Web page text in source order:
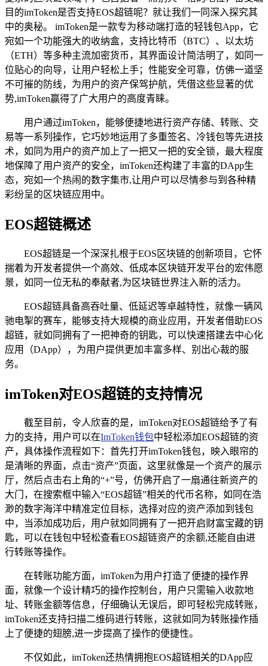
目的imToken是否支持EOS超链呢？就让我们一同深入探究其
中的奥秘。 imToken是一款专为移动端打造的轻钱包App，它
宛如一个功能强大的收纳盒，支持比特币（BTC）、以太坊
（ETH）等多种主流加密货币，其界面设计简洁明了，如同一
位贴心的向导，让用户轻松上手；性能安全可靠，仿佛一道坚
不可摧的防线，为用户的资产保驾护航，凭借这些显著的优
势,imToken赢得了广大用户的高度青睐。
用户通过imToken，能够便捷地进行资产存储、转账、交
易等一系列操作，它巧妙地运用了多重签名、冷钱包等先进技
术，如同为用户的资产加上了一把又一把的安全锁，最大程度
地保障了用户资产的安全，imToken还构建了丰富的DApp生
态，宛如一个热闹的数字集市,让用户可以尽情参与到各种精
彩纷呈的区块链应用中。
EOS超链概述
EOS超链是一个深深扎根于EOS区块链的创新项目，它怀
揣着为开发者提供一个高效、低成本区块链开发平台的宏伟愿
景，如同一位无私的奉献者,为区块链世界注入新的活力。
EOS超链具备高吞吐量、低延迟等卓越特性，就像一辆风
驰电掣的赛车，能够支持大规模的商业应用，开发者借助EOS
超链，就如同拥有了一把神奇的钥匙，可以快速搭建去中心化
应用（DApp），为用户提供更加丰富多样、别出心裁的服
务。
imToken对EOS超链的支持情况
截至目前，令人欣喜的是，imToken对EOS超链给予了有
力的支持，用户可以在ImToken钱包中轻松添加EOS超链的资
产，具体操作流程如下：首先打开imToken钱包，映入眼帘的
是清晰的界面，点击“资产”页面，这里就像是一个资产的展示
厅，然后点击右上角的“+”号，仿佛开启了一扇通往新资产的
大门，在搜索框中输入“EOS超链”相关的代币名称，如同在浩
渺的数字海洋中精准定位目标，选择对应的资产添加到钱包
中，当添加成功后，用户就如同拥有了一把开启财富宝藏的钥
匙，可以在钱包中轻松查看EOS超链资产的余额,还能自由进
行转账等操作。
在转账功能方面，imToken为用户打造了便捷的操作界
面，就像一个设计精巧的操作控制台，用户只需输入收款地
址、转账金额等信息，仔细确认无误后，即可轻松完成转账，
imToken还支持扫描二维码进行转账，这就如同为转账操作插
上了便捷的翅膀,进一步提高了操作的便捷性。
不仅如此，imToken还热情拥抱EOS超链相关的DApp应